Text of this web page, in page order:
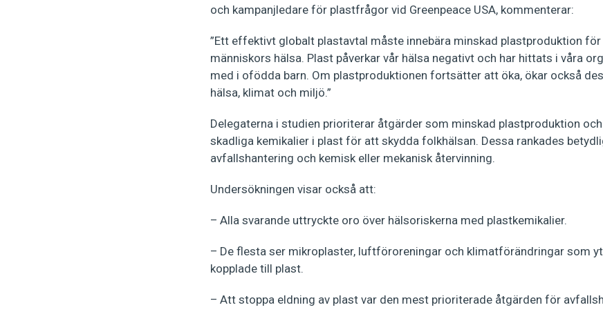
och kampanjledare för plastfrågor vid Greenpeace USA, kommenterar:
”Ett effektivt globalt plastavtal måste innebära minskad plastproduktion
människors hälsa. Plast påverkar vår hälsa negativt och har hittats i våra
med i ofödda barn. Om plastproduktionen fortsätter att öka, ökar också
hälsa, klimat och miljö.”
Delegaterna i studien prioriterar åtgärder som minskad plastproduktion
skadliga kemikalier i plast för att skydda folkhälsan. Dessa rankades
avfallshantering och kemisk eller mekanisk återvinning.
Undersökningen visar också att:
– Alla svarande uttryckte oro över hälsoriskerna med plastkemikalier.
– De flesta ser mikroplaster, luftföroreningar och klimatförändringar som
kopplade till plast.
– Att stoppa eldning av plast var den mest prioriterade åtgärden för